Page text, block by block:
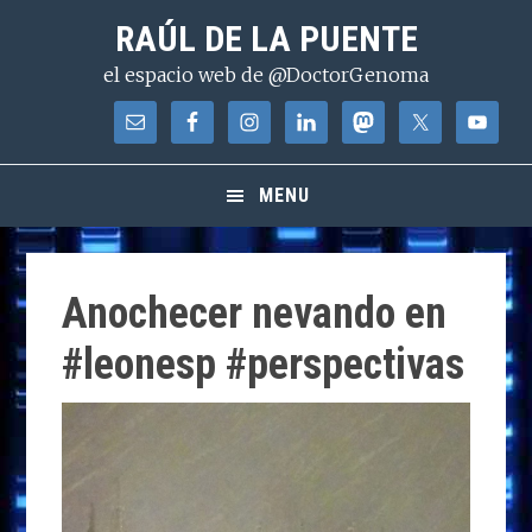
contenido
RAÚL DE LA PUENTE
el espacio web de @DoctorGenoma
MENU
Anochecer nevando en
#leonesp #perspectivas